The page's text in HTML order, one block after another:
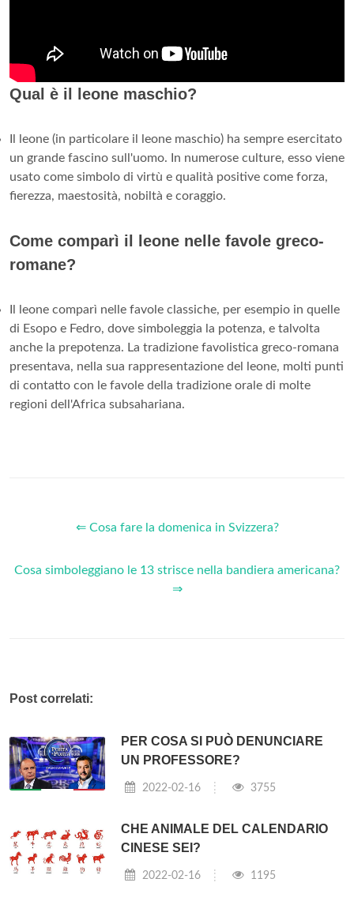
Qual è il leone maschio?
Il leone (in particolare il leone maschio) ha sempre esercitato
un grande fascino sull'uomo. In numerose culture, esso viene
usato come simbolo di virtù e qualità positive come forza,
fierezza, maestosità, nobiltà e coraggio.
Come comparì il leone nelle favole greco-
romane?
Il leone comparì nelle favole classiche, per esempio in quelle
di Esopo e Fedro, dove simboleggia la potenza, e talvolta
anche la prepotenza. La tradizione favolistica greco-romana
presentava, nella sua rappresentazione del leone, molti punti
di contatto con le favole della tradizione orale di molte
regioni dell'Africa subsahariana.
⇐ Cosa fare la domenica in Svizzera?
Cosa simboleggiano le 13 strisce nella bandiera americana?
⇒
Post correlati:
PER COSA SI PUÒ DENUNCIARE
UN PROFESSORE?
2022-02-16 3755
CHE ANIMALE DEL CALENDARIO
CINESE SEI?
2022-02-16 1195